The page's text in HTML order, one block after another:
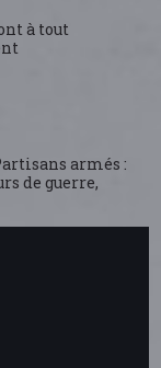
à tout
armés :
de guerre,